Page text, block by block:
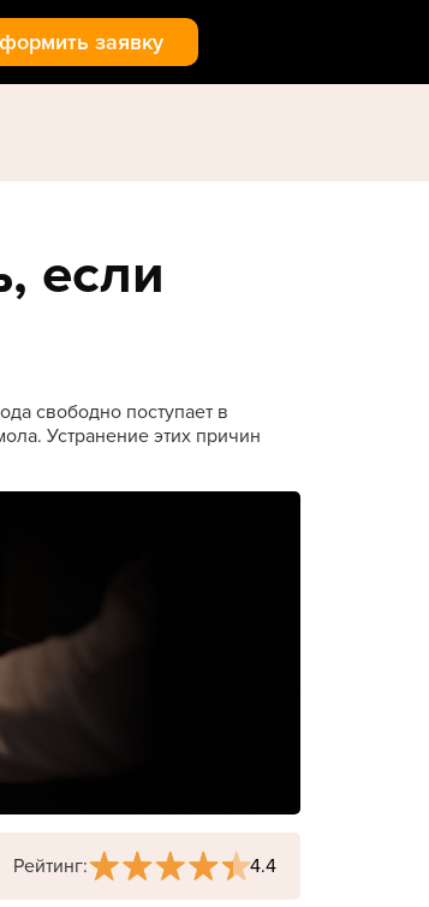
заявку
если
свободно поступает в
Устранение этих причин
Рейтинг: 4.4